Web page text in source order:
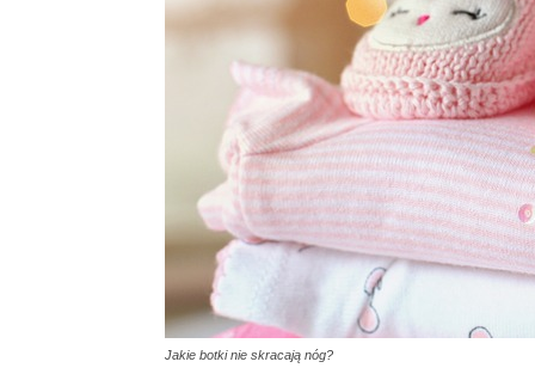
Jakie botki nie skracają nóg?